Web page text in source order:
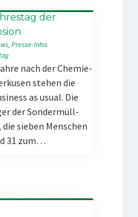
der
, Presse-Infos
nach der Chemie-
stehen die
as usual. Die
der Sondermüll-
sieben Menschen
31 zum…